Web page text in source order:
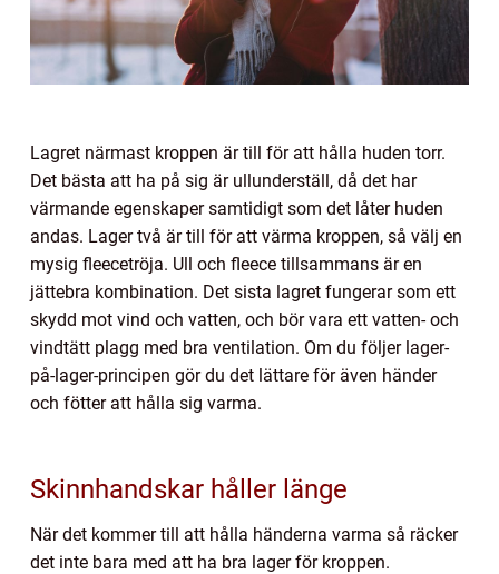
Lagret närmast kroppen är till för att hålla huden torr.
Det bästa att ha på sig är ullunderställ, då det har
värmande egenskaper samtidigt som det låter huden
andas. Lager två är till för att värma kroppen, så välj en
mysig fleecetröja. Ull och fleece tillsammans är en
jättebra kombination. Det sista lagret fungerar som ett
skydd mot vind och vatten, och bör vara ett vatten- och
vindtätt plagg med bra ventilation. Om du följer lager-
på-lager-principen gör du det lättare för även händer
och fötter att hålla sig varma.
Skinnhandskar håller länge
När det kommer till att hålla händerna varma så räcker
det inte bara med att ha bra lager för kroppen.